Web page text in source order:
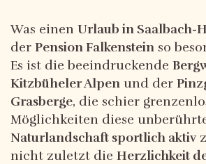
Was einen Urlaub in Saalbach-
der Pension Falkenstein so
Es ist die beeindruckende
Kitzbüheler Alpen und der
Grasberge, die schier
Möglichkeiten diese
Naturlandschaft sportlich aktiv
nicht zuletzt die Herzlichkeit